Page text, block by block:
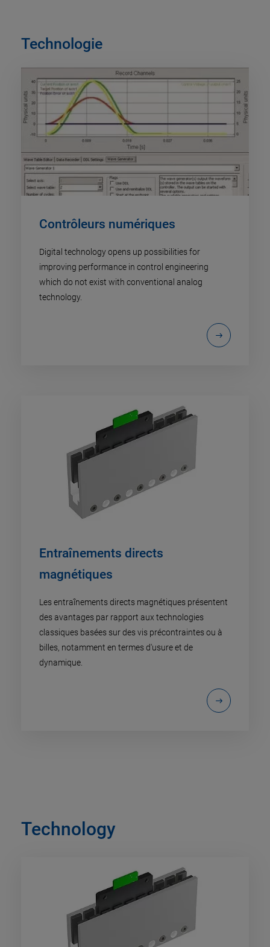
Technologie
Contrôleurs numériques
Digital technology opens up possibilities for
improving performance in control engineering
which do not exist with conventional analog
technology.
Entraînements directs
magnétiques
Les entraînements directs magnétiques présentent
des avantages par rapport aux technologies
classiques basées sur des vis précontraintes ou à
billes, notamment en termes d'usure et de
dynamique.
Technology